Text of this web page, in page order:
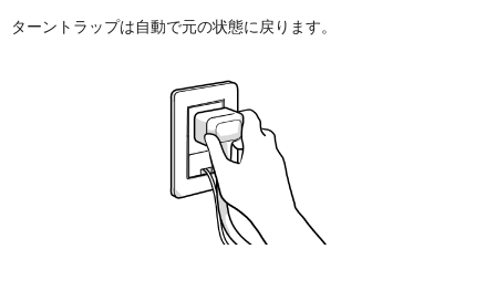
ターントラップは自動で元の状態に戻ります。